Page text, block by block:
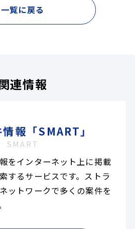
一覧に戻る
連情報
報「SMART」
SMART
をインターネット上に掲載
するサービスです。ストラ
ットワークで多くの案件を